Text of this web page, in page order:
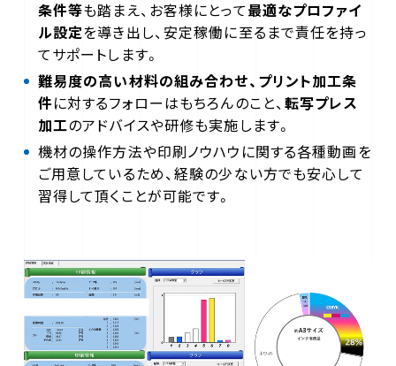
条件等も踏まえ、お客様にとって最適なプロファイ
ル設定を導き出し、安定稼働に至るまで責任を持っ
てサポートします。
難易度の高い材料の組み合わせ、プリント加工条
件に対するフォローはもちろんのこと、転写プレス
加工のアドバイスや研修も実施します。
機材の操作方法や印刷ノウハウに関する各種動画を
ご用意しているため、経験の少ない方でも安心して
習得して頂くことが可能です。